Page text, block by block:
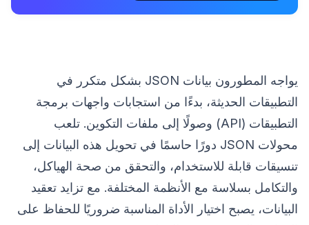
يواجه المطورون بيانات JSON بشكل متكرر في
التطبيقات الحديثة، بدءًا من استجابات واجهات برمجة
التطبيقات (API) وصولًا إلى ملفات التكوين. تلعب
محولات JSON دورًا حاسمًا في تحويل هذه البيانات إلى
تنسيقات قابلة للاستخدام، والتحقق من صحة الهياكل،
والتكامل بسلاسة مع الأنظمة المختلفة. مع تزايد تعقيد
البيانات، يصبح اختيار الأداة المناسبة ضروريًا للحفاظ على